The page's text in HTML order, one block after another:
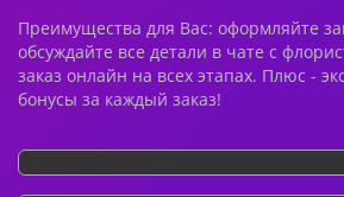
Преимущества для Вас: оформляйте
обсуждайте все детали в чате с
заказ онлайн на всех этапах. Плюс -
бонусы за каждый заказ!